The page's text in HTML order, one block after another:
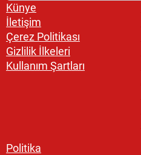
Künye
İletişim
Çerez Politikası
Gizlilik İlkeleri
Kullanım Şartları
Politika